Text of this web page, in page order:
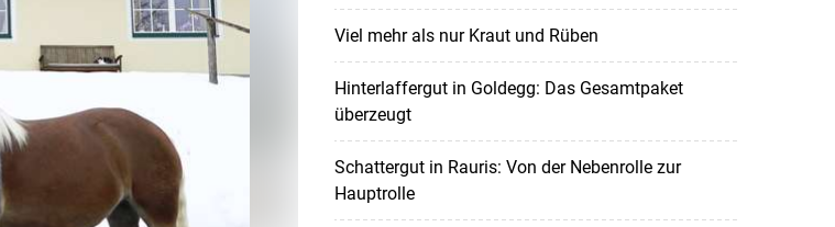
Skip to main content
Viel mehr als nur Kraut und Rüben
Hinterlaffergut in Goldegg: Das Gesamtpaket
überzeugt
Schattergut in Rauris: Von der Nebenrolle zur
Hauptrolle